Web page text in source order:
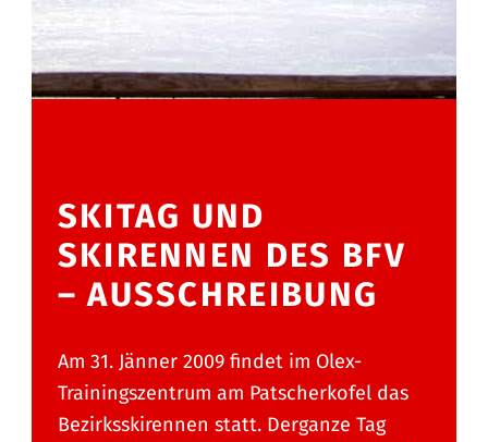
SKITAG UND
SKIRENNEN DES BFV
– AUSSCHREIBUNG
Am 31. Jänner 2009 findet im Olex-
Trainingszentrum am Patscherkofel das
Bezirksskirennen statt. Derganze Tag